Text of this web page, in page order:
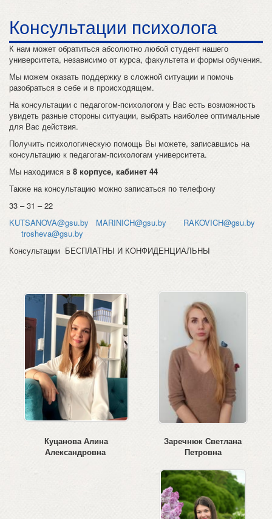
Консультации психолога
К нам может обратиться абсолютно любой студент нашего
университета, независимо от курса, факультета и формы обучения.
Мы можем оказать поддержку в сложной ситуации и помочь
разобраться в себе и в происходящем.
На консультации с педагогом-психологом у Вас есть возможность
увидеть разные стороны ситуации, выбрать наиболее оптимальные
для Вас действия.
Получить психологическую помощь Вы можете, записавшись на
консультацию к педагогам-психологам университета.
Мы находимся в 8 корпусе, кабинет 44
Также на консультацию можно записаться по телефону
33 – 31 – 22
KUTSANOVA@gsu.by
MARINICH@gsu.by
RAKOVICH@gsu.by
trosheva@gsu.by
Консультации БЕСПЛАТНЫ И КОНФИДЕНЦИАЛЬНЫ
Куцанова Алина
Александровна
Заречнюк Светлана
Петровна